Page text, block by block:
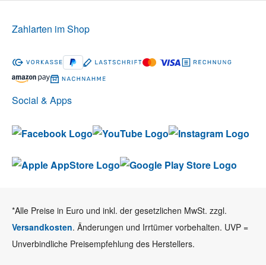
Social & Apps
Zahlarten im Shop
*Alle Preise in Euro und inkl. der gesetzlichen MwSt. zzgl.
Versandkosten. Änderungen und Irrtümer vorbehalten. UVP =
Unverbindliche Preisempfehlung des Herstellers.